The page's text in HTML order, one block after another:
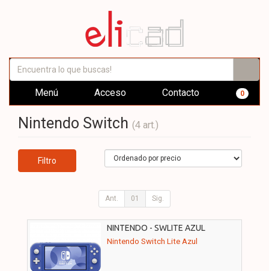
Menú Acceso Contacto 0
Nintendo Switch (4 art.)
Filtro
Ant. 01 Sig.
NINTENDO - SWLITE AZUL
Nintendo Switch Lite Azul